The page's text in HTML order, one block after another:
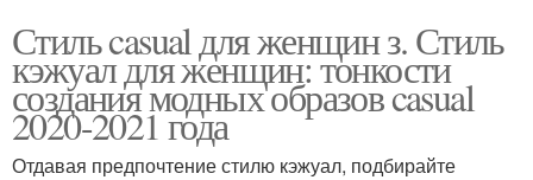
Стиль casual для женщин з. Стиль
кэжуал для женщин: тонкости
создания модных образов casual
2020-2021 года
Отдавая предпочтение стилю кэжуал, подбирайте